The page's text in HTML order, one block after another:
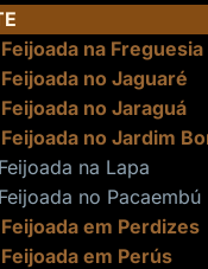
na Freguesia
no Jaguaré
no Jaraguá
no Jardim
na Lapa
no Pacaembú
em Perdizes
em Perús